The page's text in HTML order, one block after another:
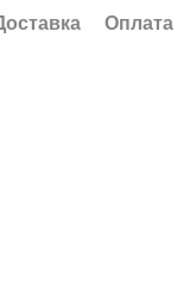
Оплата